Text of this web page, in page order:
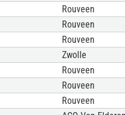
Rouveen
Rouveen
Rouveen
Zwolle
Rouveen
Rouveen
Rouveen